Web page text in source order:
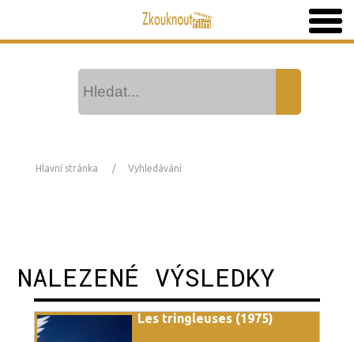
Hlavní stránka Vyhledávání
NALEZENÉ VÝSLEDKY
Les tringleuses (1975)